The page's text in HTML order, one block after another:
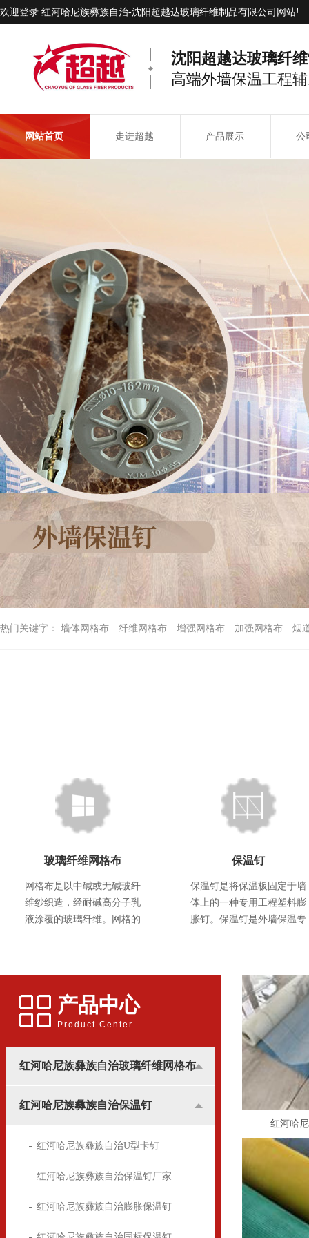
欢迎登录 红河哈尼族彝族自治-沈阳超越达玻璃纤维制品有限公司网站!
沈阳超越达玻璃纤
高端外墙保温工程
网站首页 走进超越 产品展示 公
热门关键字： 墙体网格布 纤维网格布 增强网格布 加强网格布 烟
玻璃纤维网格布
网格布是以中碱或无碱玻纤
维纱织造，经耐碱高分子乳
液涂覆的玻璃纤维。网格的
保温钉
保温钉是将保温板固定于墙
体上的一种专用工程塑料膨
胀钉。保温钉是外墙保温专
产品中心
Product Center
红河哈尼族彝族自治玻璃纤维网格布
红河哈尼族彝族自治保温钉
红河哈尼族彝族自治U型卡钉
红河哈尼族彝族自治保温钉厂家
红河哈尼族彝族自治膨胀保温钉
红河哈